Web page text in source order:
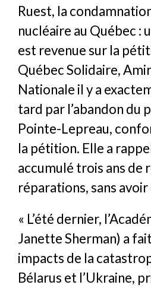
Ruest, la
nucléaire au Québec :
est revenue sur la
Québec Solidaire,
Nationale il y a
tard par l’abandon du
Pointe-Lepreau,
la pétition. Elle a
accumulé trois ans de
réparations, sans
« L’été dernier,
Janette Sherman) a
impacts de la
Bélarus et l’Ukraine,